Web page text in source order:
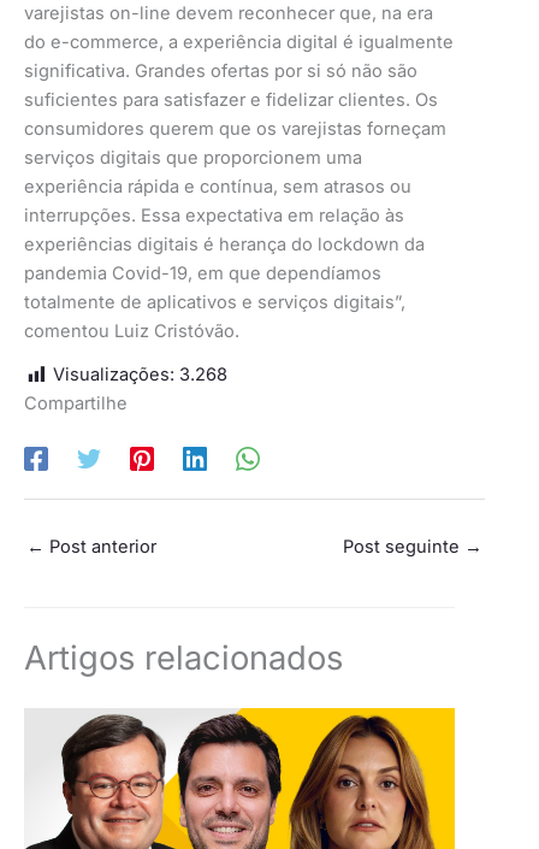
varejistas on-line devem reconhecer que, na era
do e-commerce, a experiência digital é igualmente
significativa. Grandes ofertas por si só não são
suficientes para satisfazer e fidelizar clientes. Os
consumidores querem que os varejistas forneçam
serviços digitais que proporcionem uma
experiência rápida e contínua, sem atrasos ou
interrupções. Essa expectativa em relação às
experiências digitais é herança do lockdown da
pandemia Covid-19, em que dependíamos
totalmente de aplicativos e serviços digitais”,
comentou Luiz Cristóvão.
Visualizações: 3.268
Compartilhe
← Post anterior Post seguinte →
Artigos relacionados